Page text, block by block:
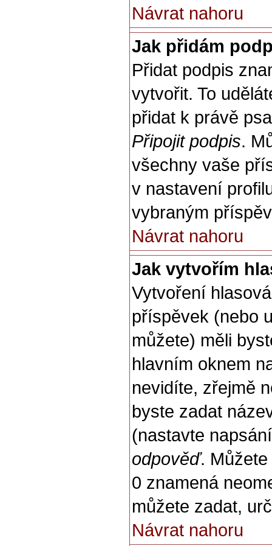
Návrat nahoru
Jak přidám
Přidat podpis
vytvořit. To
přidat k právě
Připojit podpis.
všechny vaše
v nastavení
vybraným
Návrat nahoru
Jak vytvořím
Vytvoření
příspěvek (nebo
můžete) měli
hlavním oknem
nevidíte, zřejmě
byste zadat
(nastavte
odpověď.
0 znamená
můžete zadat,
Návrat nahoru